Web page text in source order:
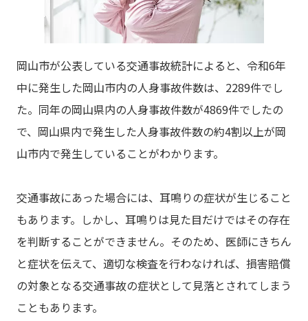
岡山市が公表している交通事故統計によると、令和6年
中に発生した岡山市内の人身事故件数は、2289件でし
た。同年の岡山県内の人身事故件数が4869件でしたの
で、岡山県内で発生した人身事故件数の約4割以上が岡
山市内で発生していることがわかります。
交通事故にあった場合には、耳鳴りの症状が生じること
もあります。しかし、耳鳴りは見た目だけではその存在
を判断することができません。そのため、医師にきちん
と症状を伝えて、適切な検査を行わなければ、損害賠償
の対象となる交通事故の症状として見落とされてしまう
こともあります。